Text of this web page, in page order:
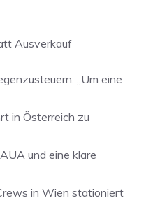
Ausverkauf
„Um eine
in Österreich zu
und eine klare
in Wien stationiert